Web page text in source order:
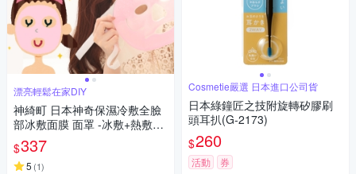
漂亮輕鬆在家DIY
神綺町 日本神奇保濕冷敷全臉
部冰敷面膜 面罩 -冰敷+熱敷兩
用
$337
5 (1)
Cosmetie嚴選 日本進口公司貨
日本綠鐘匠之技附旋轉矽膠刷
頭耳扒(G-2173)
$260
活動 券